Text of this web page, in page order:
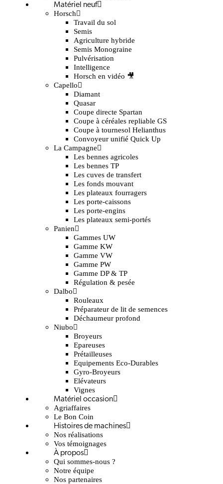
Matériel neuf
Horsch
Travail du sol
Semis
Agriculture hybride
Semis Monograine
Pulvérisation
Intelligence
Horsch en vidéo 🎥
Capello
Diamant
Quasar
Coupe directe Spartan
Coupe à céréales repliable GS
Coupe à tournesol Helianthus
Convoyeur unifié Quick Up
La Campagne
Les bennes agricoles
Les bennes TP
Les cuves de transfert
Les fonds mouvant
Les plateaux fourragers
Les porte-caissons
Les porte-engins
Les plateaux semi-portés
Panien
Gammes UW
Gamme KW
Gamme VW
Gamme PW
Gamme DP & TP
Régulation & pesée
Dalbo
Rouleaux
Préparateur de lit de semences
Déchaumeur profond
Niubo
Broyeurs
Epareuses
Prétailleuses
Equipements Eco-Durables
Gyro-Broyeurs
Elévateurs
Vignes
Matériel occasion
Agriaffaires
Le Bon Coin
Histoires de machines
Nos réalisations
Vos témoignages
À propos
Qui sommes-nous ?
Notre équipe
Nos partenaires